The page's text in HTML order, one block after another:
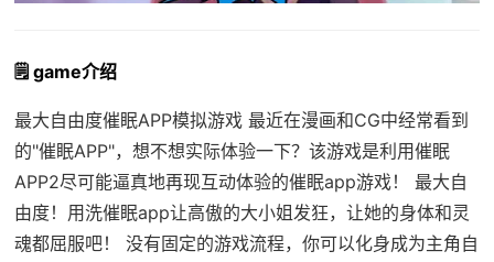
🗒️ game介绍
最大自由度催眠APP模拟游戏 最近在漫画和CG中经常看到
的"催眠APP"，想不想实际体验一下？该游戏是利用催眠
APP2尽可能逼真地再现互动体验的催眠app游戏！ 最大自
由度！用洗催眠app让高傲的大小姐发狂，让她的身体和灵
魂都屈服吧！ 没有固定的游戏流程，你可以化身成为主角自